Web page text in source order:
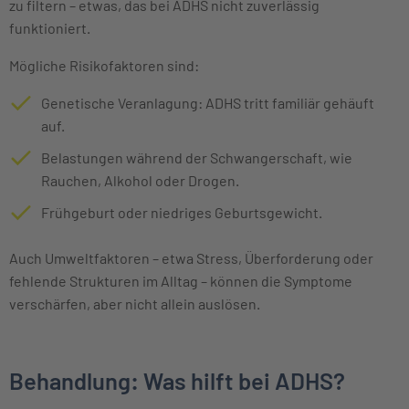
zu filtern – etwas, das bei ADHS nicht zuverlässig
funktioniert.
Mögliche Risikofaktoren sind:
Genetische Veranlagung: ADHS tritt familiär gehäuft
auf.
Belastungen während der Schwangerschaft, wie
Rauchen, Alkohol oder Drogen.
Frühgeburt oder niedriges Geburtsgewicht.
Auch Umweltfaktoren – etwa Stress, Überforderung oder
fehlende Strukturen im Alltag – können die Symptome
verschärfen, aber nicht allein auslösen.
Behandlung: Was hilft bei ADHS?